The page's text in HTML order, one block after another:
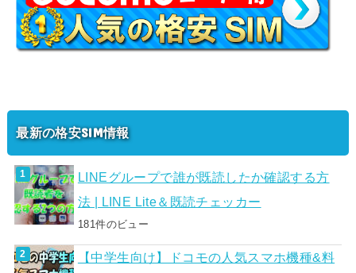
最新の格安SIM情報
LINEグループで誰が既読したか確認する方
法 | LINE Lite＆既読チェッカー
181件のビュー
【中学生向け】ドコモの人気スマホ機種&料